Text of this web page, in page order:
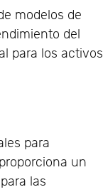
modelos de
del
para los activos
para
un
las